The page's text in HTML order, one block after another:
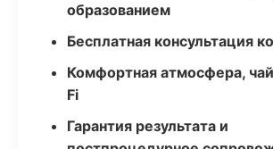
образованием
Бесплатная консультация
Комфортная атмосфера,
Fi
Гарантия результата и